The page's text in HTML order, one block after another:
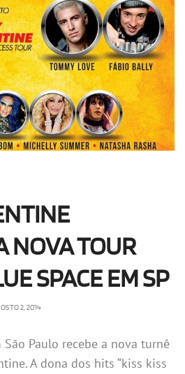
NOVA TOUR
SPACE EM SP
2, 2014
Paulo recebe a nova turnê
A dona dos hits “kiss kiss